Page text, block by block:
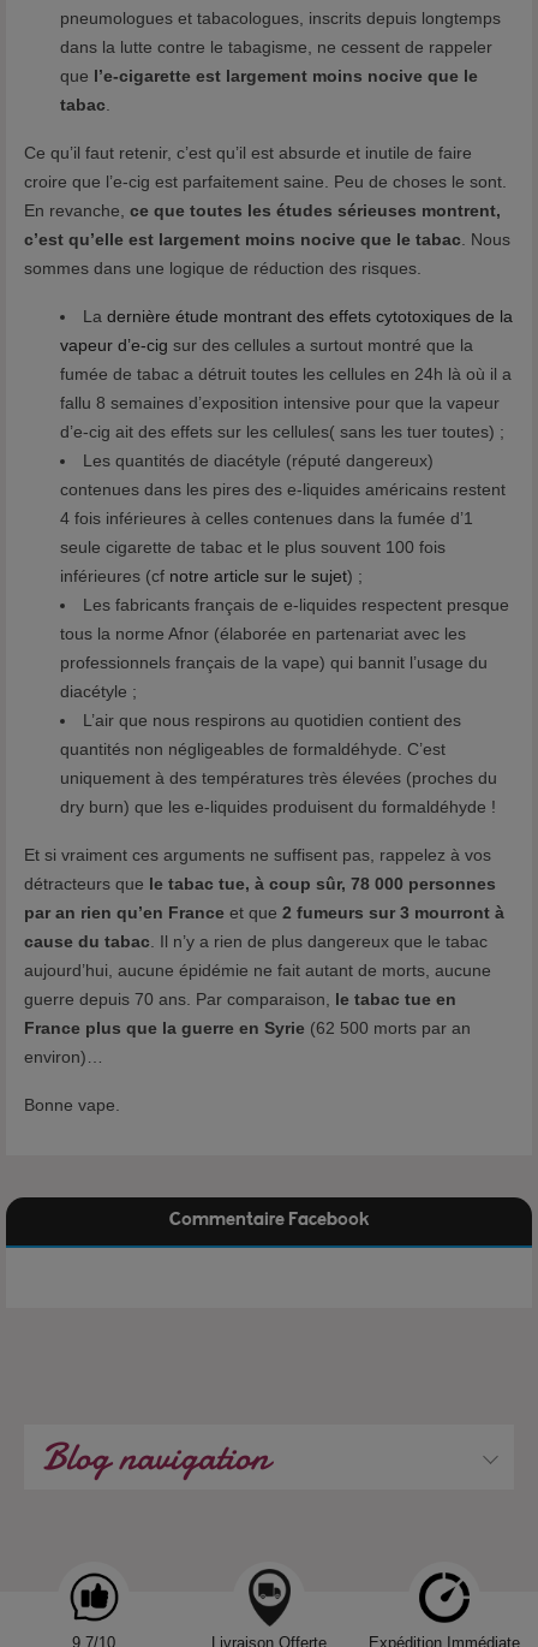
pneumologues et tabacologues, inscrits depuis longtemps
dans la lutte contre le tabagisme, ne cessent de rappeler
que l’e-cigarette est largement moins nocive que le
tabac
Ce qu’il faut retenir, c’est qu’il est absurde et inutile de faire
croire que l’e-cig est parfaitement saine. Peu de choses le sont.
En revanche, ce que toutes les études sérieuses montrent,
c’est qu’elle est largement moins nocive que le tabac . Nous
sommes dans une logique de réduction des risques.
La dernière étude montrant des effets cytotoxiques de la
vapeur d’e-cig sur des cellules a surtout montré que la
fumée de tabac a détruit toutes les cellules en 24h là où il a
fallu 8 semaines d’exposition intensive pour que la vapeur
d’e-cig ait des effets sur les cellules( sans les tuer toutes) ;
Les quantités de diacétyle (réputé dangereux)
contenues dans les pires des e-liquides américains restent
4 fois inférieures à celles contenues dans la fumée d’1
seule cigarette de tabac et le plus souvent 100 fois
inférieures (cf notre article sur le sujet) ;
Les fabricants français de e-liquides respectent presque
tous la norme Afnor (élaborée en partenariat avec les
professionnels français de la vape) qui bannit l’usage du
diacétyle ;
L’air que nous respirons au quotidien contient des
quantités non négligeables de formaldéhyde. C’est
uniquement à des températures très élevées (proches du
dry burn) que les e-liquides produisent du formaldéhyde !
Et si vraiment ces arguments ne suffisent pas, rappelez à vos
détracteurs que le tabac tue, à coup sûr, 78 000 personnes
par an rien qu’en France et que 2 fumeurs sur 3 mourront à
cause du tabac . Il n’y a rien de plus dangereux que le tabac
aujourd’hui, aucune épidémie ne fait autant de morts, aucune
guerre depuis 70 ans. Par comparaison, le tabac tue en
France plus que la guerre en Syrie (62 500 morts par an
environ)…
Bonne vape.
Commentaire Facebook
Blog navigation
9.7/10 Livraison Offerte Expédition Immédiate